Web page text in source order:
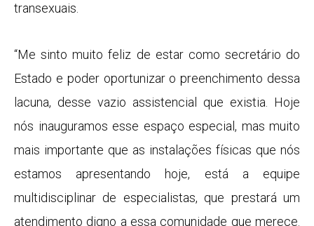
transexuais.
“Me sinto muito feliz de estar como secretário do
Estado e poder oportunizar o preenchimento dessa
lacuna, desse vazio assistencial que existia. Hoje
nós inauguramos esse espaço especial, mas muito
mais importante que as instalações físicas que nós
estamos apresentando hoje, está a equipe
multidisciplinar de especialistas, que prestará um
atendimento digno a essa comunidade que merece.